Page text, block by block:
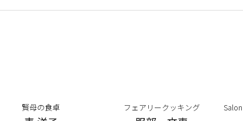
賢母の食卓 フェアリークッキング